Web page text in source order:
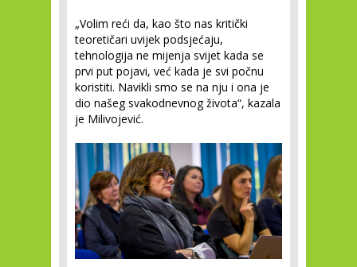
„Volim reći da, kao što nas kritički
teoretičari uvijek podsjećaju,
tehnologija ne mijenja svijet kada se
prvi put pojavi, već kada je svi počnu
koristiti. Navikli smo se na nju i ona je
dio našeg svakodnevnog života“, kazala
je Milivojević.